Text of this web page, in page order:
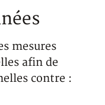
mesures
afin de
contre :